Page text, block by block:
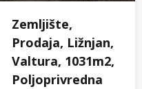
Zemljište,
Prodaja, Ližnjan,
Valtura, 1031m2,
Poljoprivredna